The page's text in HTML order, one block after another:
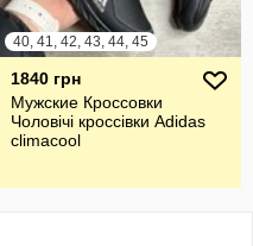
40, 41, 42, 43, 44, 45
1840 грн
Мужские Кроссовки
Чоловічі кроссівки Adidas
climacool